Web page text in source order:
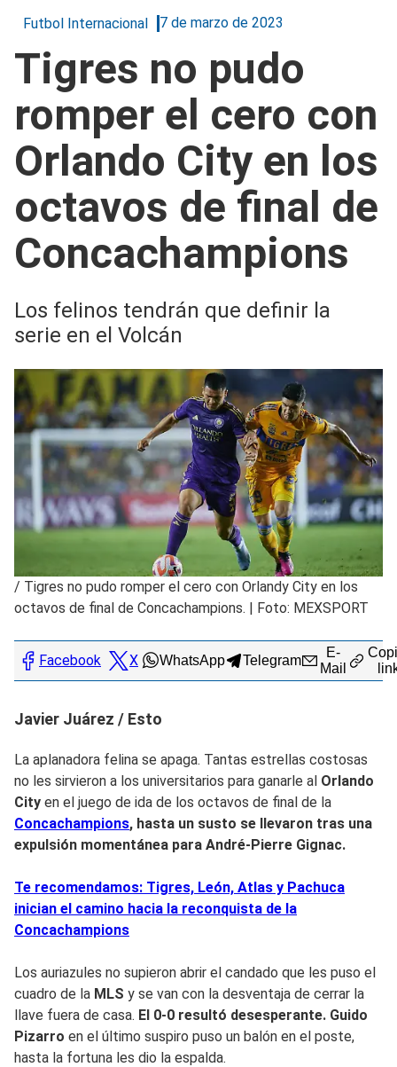
Futbol Internacional 7 de marzo de 2023
Tigres no pudo
romper el cero con
Orlando City en los
octavos de final de
Concachampions
Los felinos tendrán que definir la
serie en el Volcán
/ Tigres no pudo romper el cero con Orlandy City en los
octavos de final de Concachampions. | Foto: MEXSPORT
Facebook X WhatsApp Telegram
E-
Mail
Javier Juárez / Esto
La aplanadora felina se apaga. Tantas estrellas costosas
no les sirvieron a los universitarios para ganarle al Orlando
City en el juego de ida de los octavos de final de la
Concachampions, hasta un susto se llevaron tras una
expulsión momentánea para André-Pierre Gignac.
Te recomendamos: Tigres, León, Atlas y Pachuca
inician el camino hacia la reconquista de la
Concachampions
Los auriazules no supieron abrir el candado que les puso el
cuadro de la MLS y se van con la desventaja de cerrar la
llave fuera de casa. El 0-0 resultó desesperante. Guido
Pizarro en el último suspiro puso un balón en el poste,
hasta la fortuna les dio la espalda.